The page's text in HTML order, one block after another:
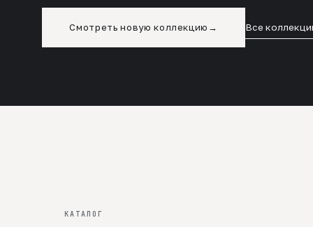
Смотреть новую коллекцию → Все
КАТАЛОГ